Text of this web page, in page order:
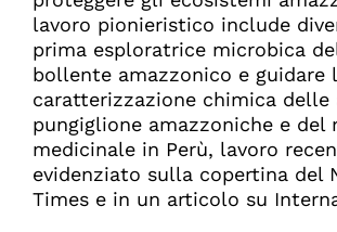
lavoro pionieristico include
prima esploratrice microbica
bollente amazzonico e guidare
caratterizzazione chimica delle
pungiglione amazzoniche e del
medicinale in Perù, lavoro
evidenziato sulla copertina del
Times e in un articolo su